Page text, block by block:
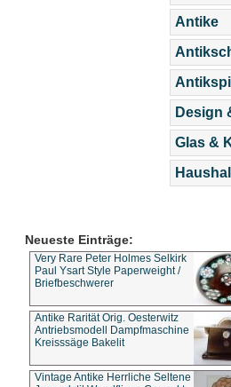
Antike
Design
Glas &
Neueste Einträge:
Very Rare Peter Holmes Selkirk
Paul Ysart Style Paperweight /
Briefbeschwerer
Antike Rarität Orig. Oesterwitz
Antriebsmodell Dampfmaschine
Kreisssäge Bakelit
Vintage Antike Herrliche Seltene